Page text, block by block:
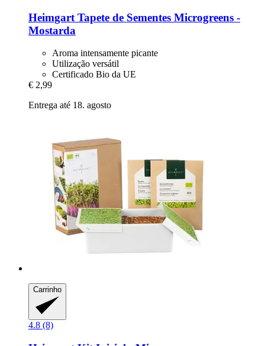
Heimgart Tapete de Sementes Microgreens -​
Mostarda
Aroma intensamente picante
Utilização versátil
Certificado Bio da UE
€ 2,99
Entrega até 18. agosto
Carrinho
4.8 (8)